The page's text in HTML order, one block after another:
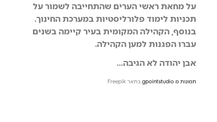
על מחאת ראשי הערים שהתחייבה לשמור על
תכניות לימוד פלורליסטיות במערכת החינוך.
בנוסף, הקהילה המקומית בעיר קיימה בשנים
עברו הפגנות למען הקהילה.
אבן יהודה לא הגיבה…
תמונות מ gpointstudio בתאר Freepik